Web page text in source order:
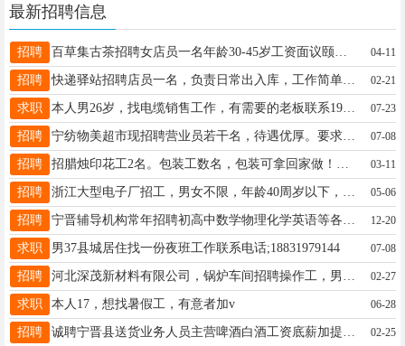
最新招聘信息
招聘 04-11
招聘 快递驿站招聘店员一名，负责日常出入库，工作简单易上手，工作地点上城华府C区南门一诺源超市，男女不限，有意者，联系电话17732920810 02-21
求职 本人男26岁，找电缆销售工作，有需要的老板联系19221963282 07-23
招聘 宁纺物美超市现招聘营业员若干名，待遇优厚。要求：女，身体健康能吃苦耐劳，责任心强，有超市工作经验者优先。 地址：宁纺二区北门对面。联系电话：13582006628/18903299506 07-08
招聘 03-11
招聘 05-06
招聘 12-20
求职 男37县城居住找一份夜班工作联系电话;18831979144 07-08
招聘 02-27
求职 本人17，想找暑假工，有意者加v 06-28
招聘 02-25